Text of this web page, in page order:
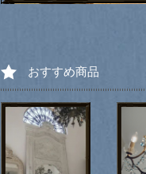
おすすめ商品